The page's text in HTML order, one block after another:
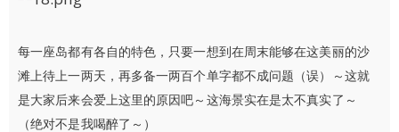
每一座岛都有各自的特色，只要一想到在周末能够在这美丽的沙
滩上待上一两天，再多备一两百个单字都不成问题（误）～这就
是大家后来会爱上这里的原因吧～这海景实在是太不真实了～
（绝对不是我喝醉了～）